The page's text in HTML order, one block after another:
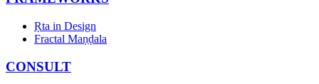
Ṛta in Design
Fractal Maṇḍala
CONSULT